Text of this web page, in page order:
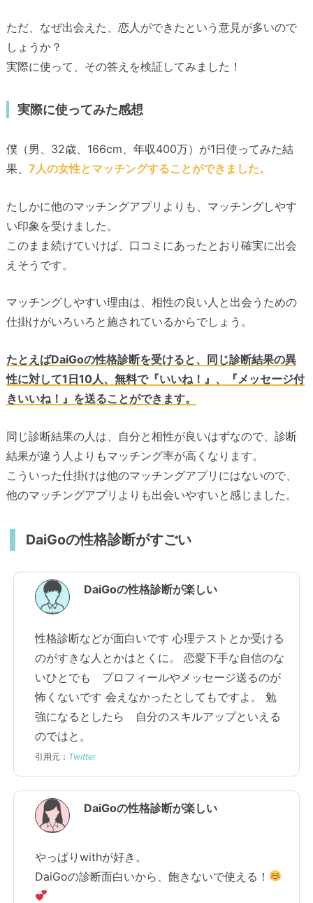
ただ、なぜ出会えた、恋人ができたという意見が多いので
しょうか？
実際に使って、その答えを検証してみました！
実際に使ってみた感想
僕（男、32歳、166cm、年収400万）が1日使ってみた結
果、 7人の女性とマッチングすることができました。
たしかに他のマッチングアプリよりも、マッチングしやす
い印象を受けました。
このまま続けていけば、口コミにあったとおり確実に出会
えそうです。
マッチングしやすい理由は、相性の良い人と出会うための
仕掛けがいろいろと施されているからでしょう。
たとえばDaiGoの性格診断を受けると、同じ診断結果の異
性に対して1日10人、無料で『いいね！』、『メッセージ付
きいいね！』を送ることができます。
同じ診断結果の人は、自分と相性が良いはずなので、診断
結果が違う人よりもマッチング率が高くなります。
こういった仕掛けは他のマッチングアプリにはないので、
他のマッチングアプリよりも出会いやすいと感じました。
DaiGoの性格診断がすごい
DaiGoの性格診断が楽しい
性格診断などが面白いです 心理テストとか受ける
のがすきな人とかはとくに。 恋愛下手な自信のな
いひとでも プロフィールやメッセージ送るのが
怖くないです 会えなかったとしてもですよ。 勉
強になるとしたら 自分のスキルアップといえる
のではと。
引用元： Twitter
DaiGoの性格診断が楽しい
やっぱりwithが好き。
DaiGoの診断面白いから、飽きないで使える！